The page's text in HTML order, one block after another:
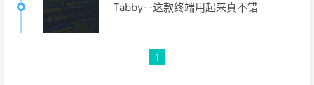
Tabby--这款终端用起来真不错
1